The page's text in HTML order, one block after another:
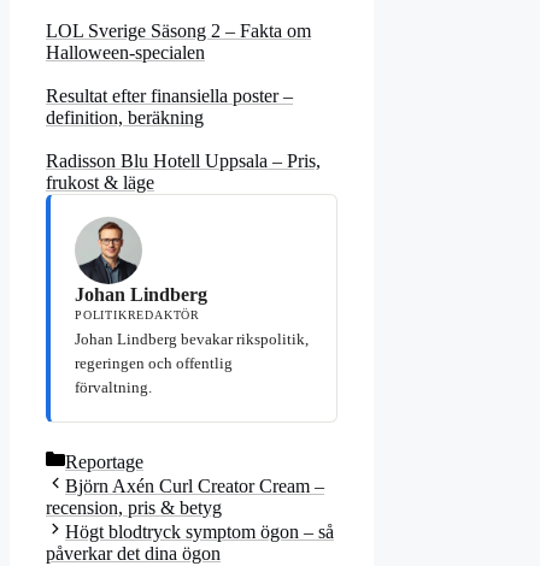
LOL Sverige Säsong 2 – Fakta om
Halloween-specialen
Resultat efter finansiella poster –
definition, beräkning
Radisson Blu Hotell Uppsala – Pris,
frukost & läge
Johan Lindberg
POLITIKREDAKTÖR
Johan Lindberg bevakar rikspolitik,
regeringen och offentlig
förvaltning.
Kategorier
Reportage
Björn Axén Curl Creator Cream –
recension, pris & betyg
Högt blodtryck symptom ögon – så
påverkar det dina ögon